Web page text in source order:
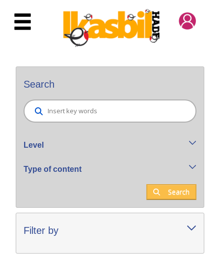
Skip to Main Content
Search
Level
Type of content
Search
Filter by